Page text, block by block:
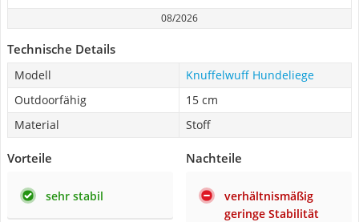
08/2026
Technische Details
Modell
Knuffelwuff Hundeliege
Outdoorfähig
15 cm
Material
Stoff
Vorteile
sehr stabil
Nachteile
verhältnismäßig
geringe Stabilität